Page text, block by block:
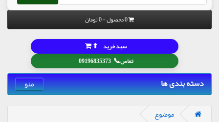
0 محصول - 0 تومان
تماس📞
09196835373
سبد خرید ⬆
دسته بندی ها منو
موضوع